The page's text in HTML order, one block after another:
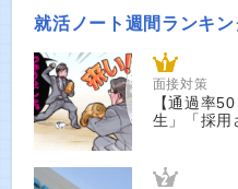
就活ノート週間ランキン
面接対策
【通過率
生」「採用